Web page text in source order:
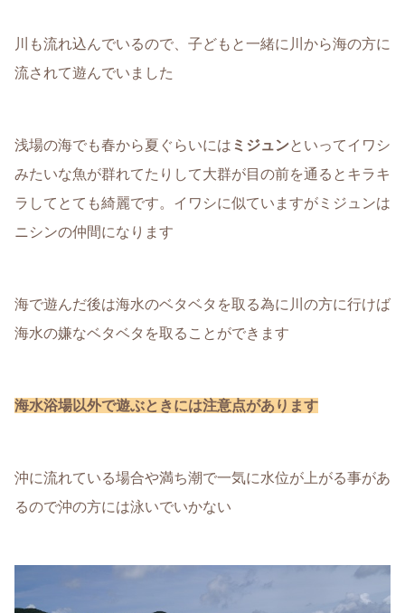
川も流れ込んでいるので、子どもと一緒に川から海の方に
流されて遊んでいました
浅場の海でも春から夏ぐらいには ミジュンといってイワシ
みたいな魚が群れてたりして大群が目の前を通るとキラキ
ラしてとても綺麗です。イワシに似ていますがミジュンは
ニシンの仲間になります
海で遊んだ後は海水のベタベタを取る為に川の方に行けば
海水の嫌なベタベタを取ることができます
海水浴場以外で遊ぶときには注意点があります
沖に流れている場合や満ち潮で一気に水位が上がる事があ
るので沖の方には泳いでいかない